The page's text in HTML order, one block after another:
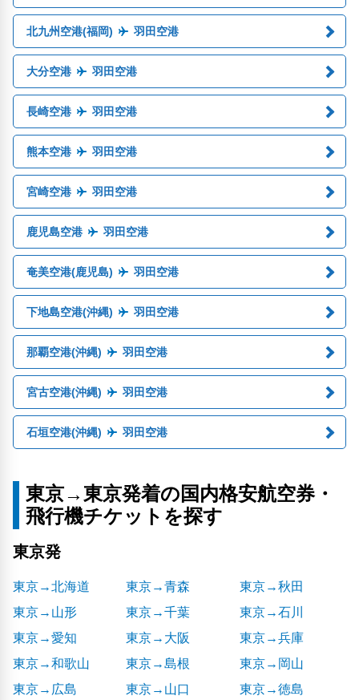
北九州空港(福岡) 羽田空港
大分空港 羽田空港
長崎空港 羽田空港
熊本空港 羽田空港
宮崎空港 羽田空港
鹿児島空港 羽田空港
奄美空港(鹿児島) 羽田空港
下地島空港(沖縄) 羽田空港
那覇空港(沖縄) 羽田空港
宮古空港(沖縄) 羽田空港
石垣空港(沖縄) 羽田空港
東京→東京発着の国内格安航空券・
飛行機チケットを探す
東京発
東京→北海道 東京→青森
東京→秋田
東京→山形
東京→千葉
東京→石川
東京→愛知
東京→大阪
東京→兵庫
東京→和歌山
東京→島根
東京→岡山
東京→広島
東京→山口
東京→徳島